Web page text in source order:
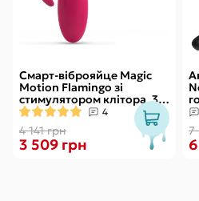
Смарт-віброяйце Magic
Motion Flamingo зі
стимулятором клітора, 3
види вправ Кегеля
4
4 141 грн
3 509 грн
7